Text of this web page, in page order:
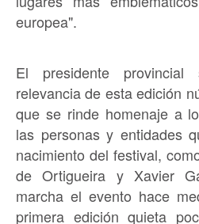
europea".
El presidente provincial
relevancia de esta edición
que se rinde homenaje a
las personas y entidades
nacimiento del festival,
de Ortigueira y Xavier
marcha el evento hace
primera edición quieta